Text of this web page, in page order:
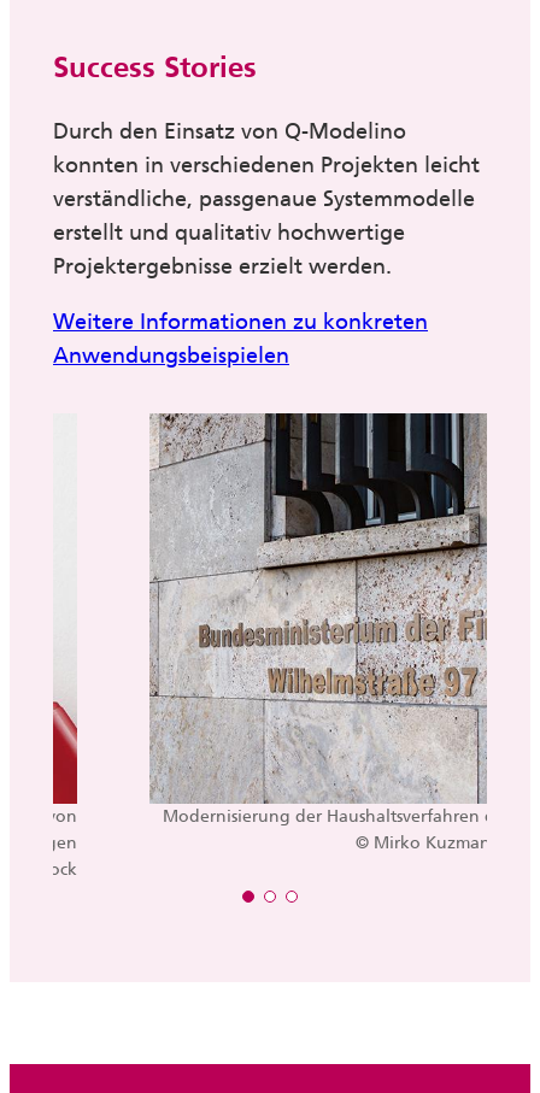
Success Stories
Durch den Einsatz von Q-Modelino
konnten in verschiedenen Projekten leicht
verständliche, passgenaue Systemmodelle
erstellt und qualitativ hochwertige
Projektergebnisse erzielt werden.
Weitere Informationen zu konkreten
Anwendungsbeispielen
von
/ iStock
Modernisierung der Haushaltsverfahren des
© Mirko Kuzmanovic /